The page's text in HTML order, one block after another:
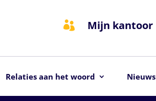
 Mijn kantoor
Relaties aan het woord Nieuws